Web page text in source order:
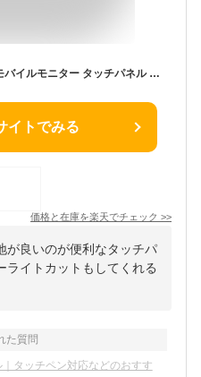
PDA工房 EHOMEWEI 18インチ モバイルモニター タッチパネル RQHG-180PW 対応 ブルーライトカット[反射低減] 保護 フィルム 日本製 自社製造直販
イトでみる
価格と在庫を楽天でチェック >>
が良いのが便利なタッチパ
ライトカットもしてくれる
た質問
タッチペン対応などのおすす